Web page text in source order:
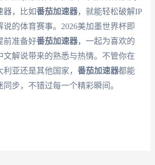
器，比如番茄加速器，就能轻松破解IP
说的体育赛事。2026美加墨世界杯即
前准备好番茄加速器，一起为喜欢的
文解说带来的熟悉与热情。不管你在
亚还是其他国家， 番茄加速器都能
步，不错过每一个精彩瞬间。